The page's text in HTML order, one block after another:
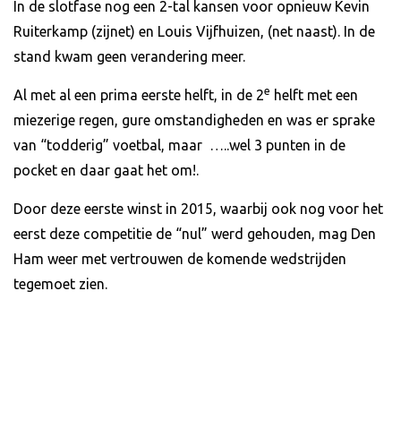
In de slotfase nog een 2-tal kansen voor opnieuw Kevin
Ruiterkamp (zijnet) en Louis Vijfhuizen, (net naast). In de
stand kwam geen verandering meer.
Al met al een prima eerste helft, in de 2e helft met een
miezerige regen, gure omstandigheden en was er sprake
van “todderig” voetbal, maar …..wel 3 punten in de
pocket en daar gaat het om!.
Door deze eerste winst in 2015, waarbij ook nog voor het
eerst deze competitie de “nul” werd gehouden, mag Den
Ham weer met vertrouwen de komende wedstrijden
tegemoet zien.